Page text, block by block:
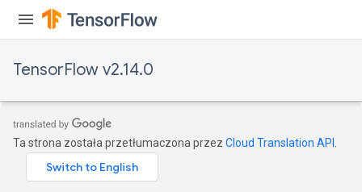
TensorFlow v2.14.0
Ta strona została przetłumaczona przez Cloud Translation API